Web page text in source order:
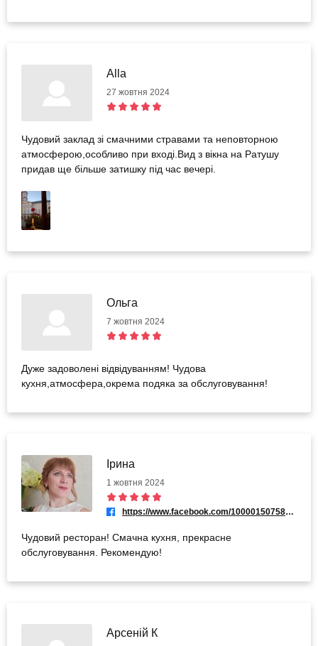
Alla
27 жовтня 2024
Чудовий заклад зі смачними стравами та неповторною
атмосферою,особливо при вході.Вид з вікна на Ратушу
придав ще більше затишку під час вечері.
Ольга
7 жовтня 2024
Дуже задоволені відвідуванням! Чудова
кухня,атмосфера,окрема подяка за обслуговування!
Ірина
1 жовтня 2024
https://www.facebook.com/100001507583522
Чудовий ресторан! Смачна кухня, прекрасне
обслуговування. Рекомендую!
Арсеній К